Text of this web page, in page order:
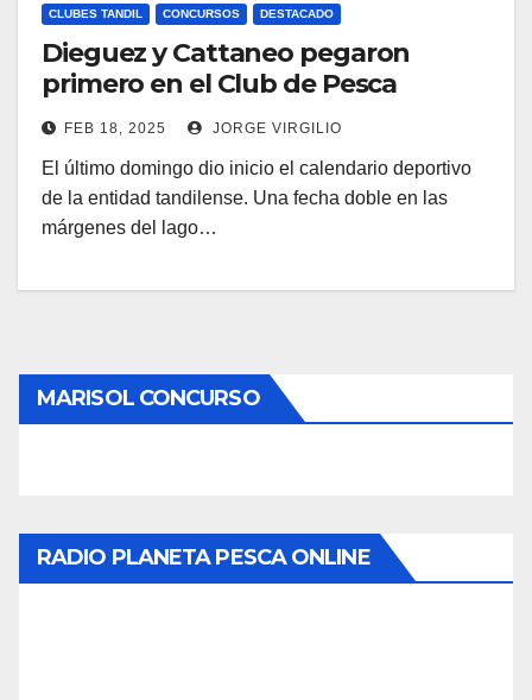
CLUBES TANDIL CONCURSOS DESTACADO
Dieguez y Cattaneo pegaron
primero en el Club de Pesca
FEB 18, 2025 JORGE VIRGILIO
El último domingo dio inicio el calendario deportivo
de la entidad tandilense. Una fecha doble en las
márgenes del lago…
MARISOL CONCURSO
RADIO PLANETA PESCA ONLINE